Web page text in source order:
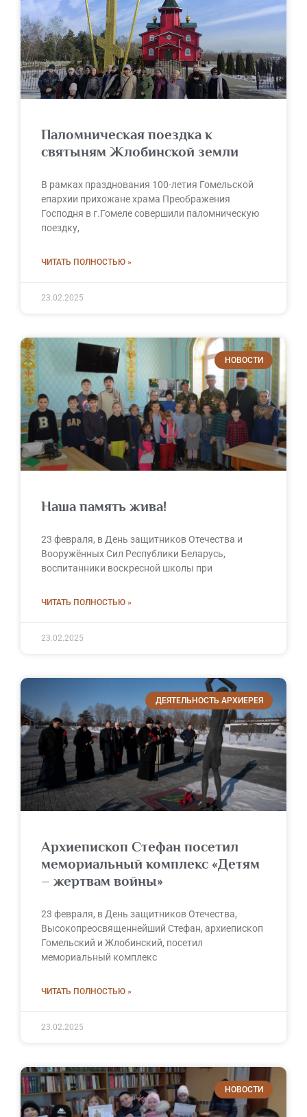
Паломническая поездка к
святыням Жлобинской земли
В рамках празднования 100-летия Гомельской
епархии прихожане храма Преображения
Господня в г.Гомеле совершили паломническую
поездку,
ЧИТАТЬ ПОЛНОСТЬЮ »
23.02.2025
НОВОСТИ
Наша память жива!
23 февраля, в День защитников Отечества и
Вооружённых Сил Республики Беларусь,
воспитанники воскресной школы при
ЧИТАТЬ ПОЛНОСТЬЮ »
23.02.2025
ДЕЯТЕЛЬНОСТЬ АРХИЕРЕЯ
Архиепископ Стефан посетил
мемориальный комплекс «Детям
– жертвам войны»
23 февраля, в День защитников Отечества,
Высокопреосвященнейший Стефан, архиепископ
Гомельский и Жлобинский, посетил
мемориальный комплекс
ЧИТАТЬ ПОЛНОСТЬЮ »
23.02.2025
НОВОСТИ